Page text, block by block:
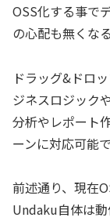
OSS化する事で
の心配も無くな
ドラッグ&ドロ
ジネスロジック
分析やレポート
ーンに対応可能
前述通り、現在
Undaku自体は